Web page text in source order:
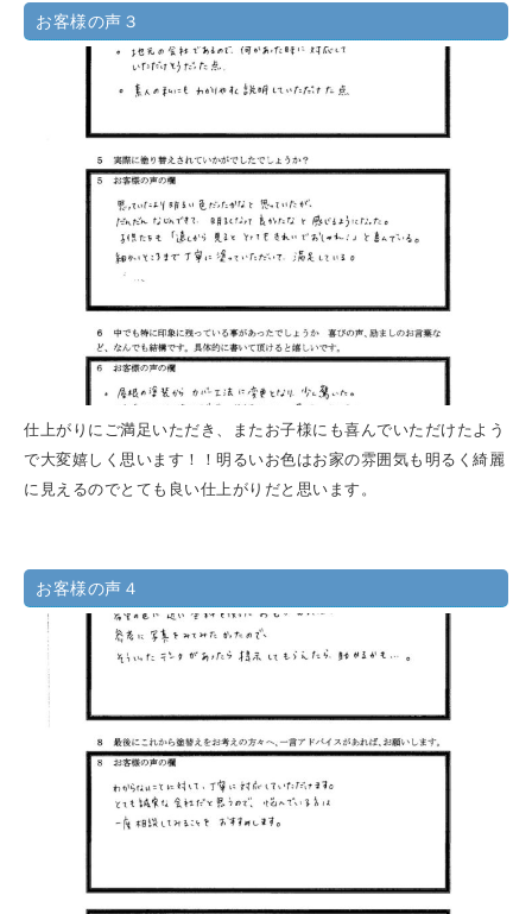
お客様の声３
仕上がりにご満足いただき、またお子様にも喜んでいただけたよう
で大変嬉しく思います！！明るいお色はお家の雰囲気も明るく綺麗
に見えるのでとても良い仕上がりだと思います。
お客様の声４